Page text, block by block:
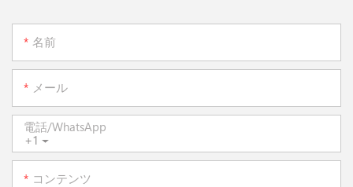
名前
メール
+1
電話/WhatsApp
コンテンツ